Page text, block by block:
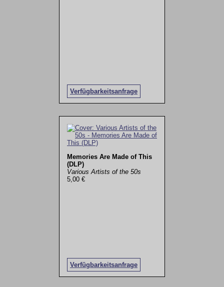
Verfügbarkeitsanfrage
Memories Are Made of This
(DLP)
Various Artists of the 50s
5,00 €
Verfügbarkeitsanfrage